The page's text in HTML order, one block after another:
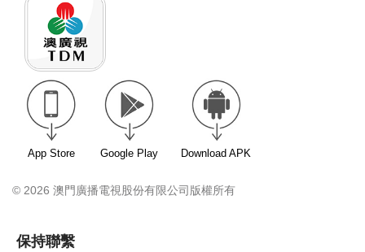
App Store Google Play Download APK
© 2026 澳門廣播電視股份有限公司版權所有
保持聯繫